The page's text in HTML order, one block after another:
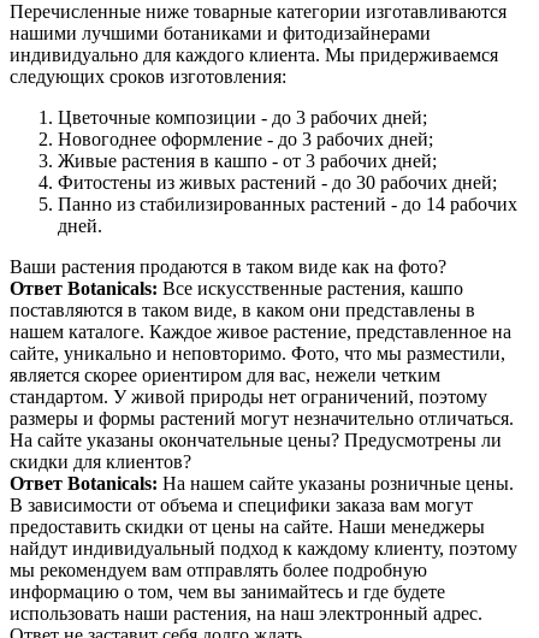
Перечисленные ниже товарные категории изготавливаются
нашими лучшими ботаниками и фитодизайнерами
индивидуально для каждого клиента. Мы придерживаемся
следующих сроков изготовления:
Цветочные композиции - до 3 рабочих дней;
Новогоднее оформление - до 3 рабочих дней;
Живые растения в кашпо - от 3 рабочих дней;
Фитостены из живых растений - до 30 рабочих дней;
Панно из стабилизированных растений - до 14 рабочих
дней.
Ваши растения продаются в таком виде как на фото?
Ответ Botanicals: Все искусственные растения, кашпо
поставляются в таком виде, в каком они представлены в
нашем каталоге. Каждое живое растение, представленное на
сайте, уникально и неповторимо. Фото, что мы разместили,
является скорее ориентиром для вас, нежели четким
стандартом. У живой природы нет ограничений, поэтому
размеры и формы растений могут незначительно отличаться.
На сайте указаны окончательные цены? Предусмотрены ли
скидки для клиентов?
Ответ Botanicals: На нашем сайте указаны розничные цены.
В зависимости от объема и специфики заказа вам могут
предоставить скидки от цены на сайте. Наши менеджеры
найдут индивидуальный подход к каждому клиенту, поэтому
мы рекомендуем вам отправлять более подробную
информацию о том, чем вы занимайтесь и где будете
использовать наши растения, на наш электронный адрес.